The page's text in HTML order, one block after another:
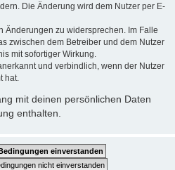
Die Änderung wird dem Nutzer per E-
Änderungen zu widersprechen. Im Falle
zwischen dem Betreiber und dem Nutzer
mit sofortiger Wirkung.
und verbindlich, wenn der Nutzer
hat.
mit deinen persönlichen Daten
enthalten.